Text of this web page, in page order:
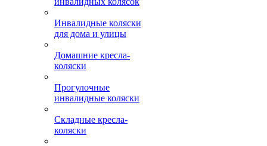
Инвалидные коляски
для дома и улицы
Домашние кресла-
коляски
Прогулочные
инвалидные коляски
Складные кресла-
коляски